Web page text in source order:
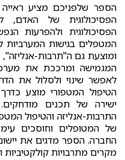
הספר שלפניכם מציע
הפסיכולוגית של האדם,
הפסיכולוגית ולהפרעות
המטפלים בגישות המערביות
ומוצעת גם ה"תרבות-
המגמישה ומרככת את
לאפשר שינוי ולסלול את
הטיפול המטפורי מוצע
ישירה של תכנים
התרבות-אנליזה והטיפול
של המטופלים וחוסכים
החברה. הספר מדגים את
מקרים מתרבויות קולקטיביות